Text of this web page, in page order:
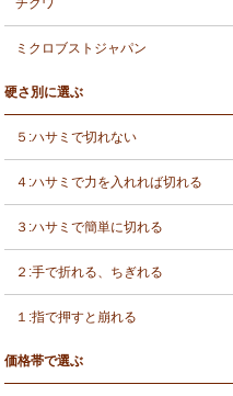
ミクロブストジャパン
硬さ別に選ぶ
５:ハサミで切れない
４:ハサミで力を入れれば切れる
３:ハサミで簡単に切れる
２:手で折れる、ちぎれる
１:指で押すと崩れる
価格帯で選ぶ